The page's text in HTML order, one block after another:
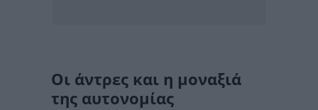
Οι άντρες και η μοναξιά
της αυτονομίας